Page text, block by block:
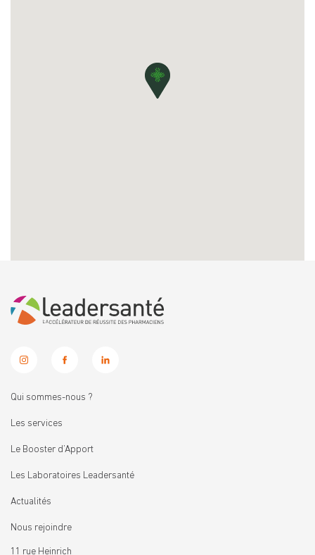
Qui sommes-nous ?
Les services
Le Booster d’Apport
Les Laboratoires Leadersanté
Actualités
Nous rejoindre
11 rue Heinrich